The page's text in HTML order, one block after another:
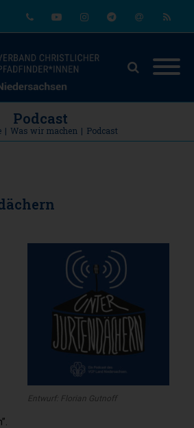
Podcast
| Was wir machen | Podcast
Entwurf: Florian Gutnoff